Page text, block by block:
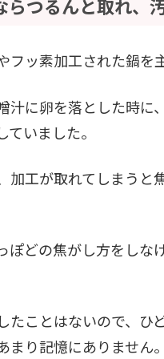
つるんと取れ、
フッ素加工された鍋を
汁に卵を落とした時
いました。
加工が取れてしまう
ぽどの焦がし方をし
ことはないので、ひ
り記憶にありません。